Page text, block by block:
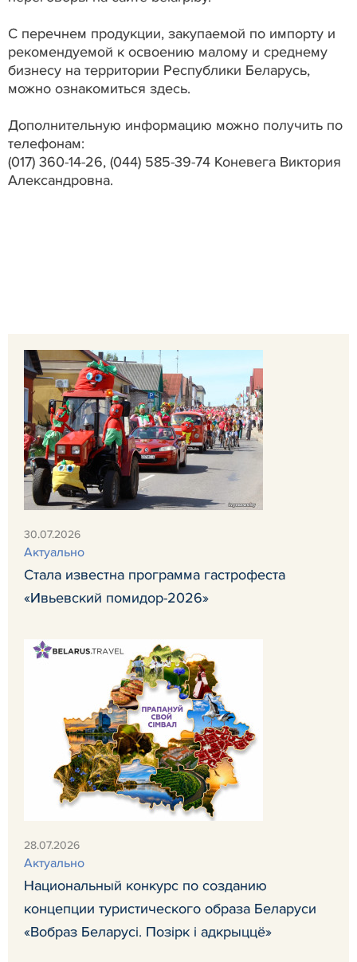
С перечнем продукции, закупаемой по импорту и
рекомендуемой к освоению малому и среднему
бизнесу на территории Республики Беларусь,
можно ознакомиться здесь.
Дополнительную информацию можно получить по
телефонам:
(017) 360-14-26, (044) 585-39-74 Коневега Виктория
Александровна.
30.07.2026
Актуально
Стала известна программа гастрофеста
«Ивьевский помидор-2026»
28.07.2026
Актуально
Национальный конкурс по созданию
концепции туристического образа Беларуси
«Вобраз Беларусi. Позiрк i адкрыццё»